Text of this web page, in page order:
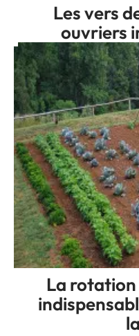
Les vers
ouvriers
La rotation